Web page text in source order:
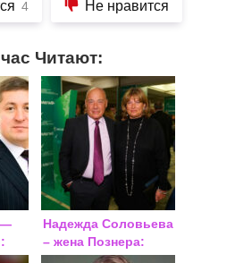
4 Не нравится
Читают:
—
Надежда Соловьева
– жена Познера:
биография